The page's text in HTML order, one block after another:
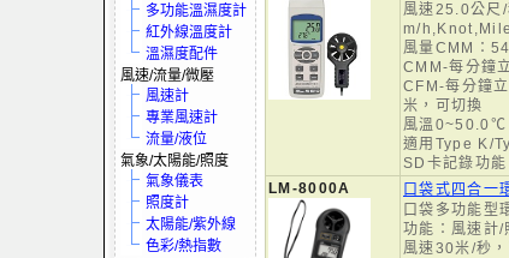
多功能溫濕度計
紅外線溫度計
溫濕度配件
風速/流量/微壓
風速計
專業風速計
流量/液位
氣象/太陽能/照度
氣象儀表
照度計
太陽能/紫外線
色彩/熱指數
風速25.0公尺
m/
風量CMM：
CMM-每分鐘
CFM-每分鐘
米，可切換
風溫0~50.0℃
適用Type K/
SD卡記錄功能
LM-8000A
口袋式四合一
口袋多功能型
功能：風速計/
風速30米/秒